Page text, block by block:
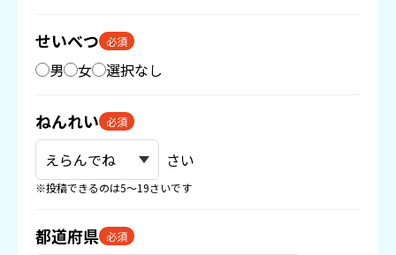
せいべつ 必須
男 女 選択なし
ねんれい 必須
さい
※投稿できるのは5〜19さいです
都道府県 必須